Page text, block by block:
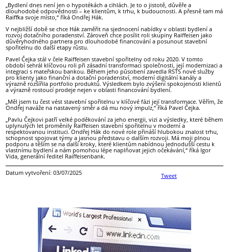
„Bydlení dnes není jen o hypotékách a cihlách. Je to o jistotě, důvěře a
dlouhodobé odpovědnosti – ke klientům, k trhu, k budoucnosti. A přesně tam má
Raiffka svoje místo,“ říká Ondřej Hák.
V nejbližší době se chce Hák zaměřit na sjednocení nabídky v oblasti bydlení a
rozvoj dotačního poradenství. Zároveň chce posílit roli skupiny Raiffeisen jako
důvěryhodného partnera pro dlouhodobé financování a posunout stavební
spořitelnu do další etapy růstu.
Pavel Čejka stál v čele Raiffeisen stavební spořitelny od roku 2020. V tomto
období sehrál klíčovou roli při zásadní transformaci společnosti, její modernizaci a
integraci s mateřskou bankou. Během jeho působení zavedla RSTS nové služby
pro klienty jako finanční a dotační poradenství, moderní digitální kanály a
výrazně rozšířila portfolio produktů. Výsledkem bylo zvýšení spokojenosti klientů
a výrazně rostoucí prodeje nejen v oblasti financování bydlení.
„Měl jsem tu čest vést stavební spořitelnu v klíčové fázi její transformace. Věřím, že
Ondřej naváže na nastavený směr a dá mu nový impulz,“ říká Pavel Čejka.
„Pavlu Čejkovi patří velké poděkování za jeho energii, vizi a výsledky, které během
uplynulých let proměnily Raiffeisen stavební spořitelnu v moderní a
respektovanou instituci. Ondřej Hák do nové role přináší hlubokou znalost trhu,
schopnost spojovat týmy a jasnou představu o dalším rozvoji. Má moji plnou
podporu a těším se na další kroky, které klientům nabídnou jednodušší cestu k
vlastnímu bydlení a nám pomohou lépe naplňovat jejich očekávání,“ říká Igor
Vida, generální ředitel Raiffeisenbank.
Tweet
Datum vytvoření: 03/07/2025